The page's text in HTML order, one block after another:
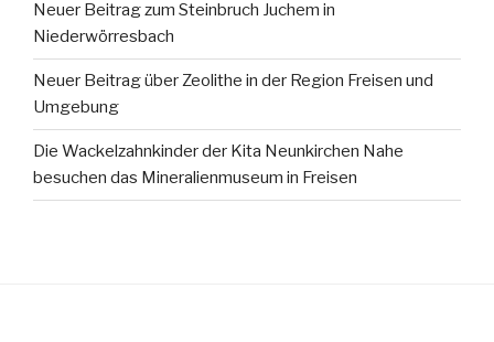
Neuer Beitrag zum Steinbruch Juchem in
Niederwörresbach
Neuer Beitrag über Zeolithe in der Region Freisen und
Umgebung
Die Wackelzahnkinder der Kita Neunkirchen Nahe
besuchen das Mineralienmuseum in Freisen